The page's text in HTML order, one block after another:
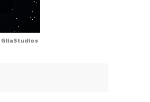
GliaStudios